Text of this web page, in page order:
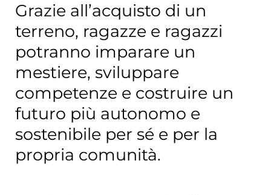
Grazie all’acquisto di un
terreno, ragazze e ragazzi
potranno imparare un
mestiere, sviluppare
competenze e costruire un
futuro più autonomo e
sostenibile per sé e per la
propria comunità.